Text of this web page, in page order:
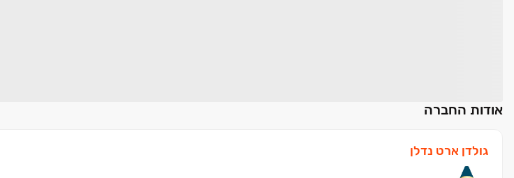
אודות החברה
גולדן ארט נדלן